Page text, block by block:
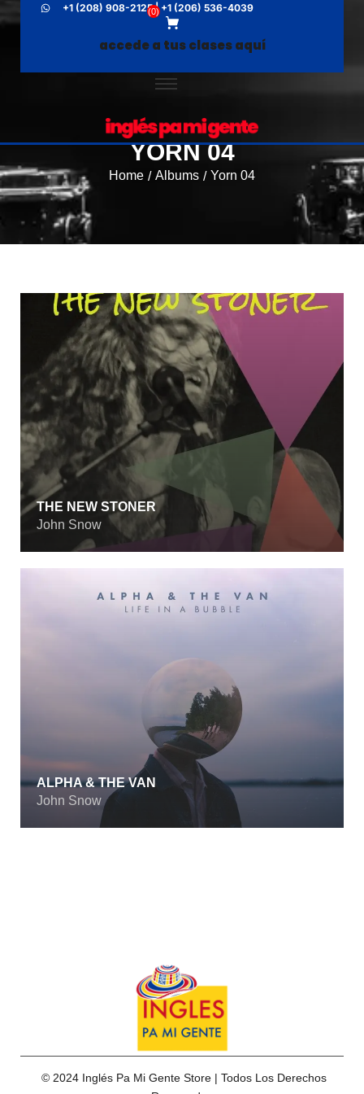
+1 (208) 908-2125 | +1 (206) 536-4039
(0)
accede a tus clases aquí
YORN 04
Home / Albums / Yorn 04
THE NEW STONER
John Snow
ALPHA & THE VAN
John Snow
NOT BAD BOY
John Snow
© 2024 Inglés Pa Mi Gente Store | Todos Los Derechos